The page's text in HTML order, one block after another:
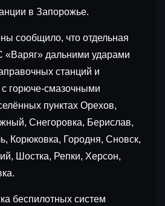
в Запорожье.
сообщило, что отдельная
«Варяг» дальними ударами
станций и
с горюче-смазочными
пунктах Орехов,
Снегоровка, Берислав,
Корюковка, Городня, Сновск,
Шостка, Репки, Херсон,
беспилотных систем